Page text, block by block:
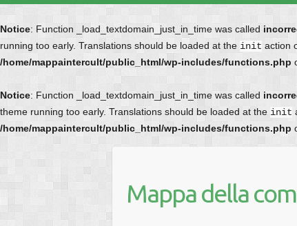
Notice: Function _load_textdomain_just_in_time was called
running too early. Translations should be loaded at the init action
/home/mappaintercult/public_html/wp-includes/functions.php
Notice: Function _load_textdomain_just_in_time was called
theme running too early. Translations should be loaded at the init
/home/mappaintercult/public_html/wp-includes/functions.php
Mappa della